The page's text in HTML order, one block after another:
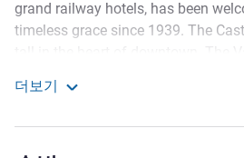
호텔설명
grand railway hotels, has been
timeless grace since 1939. The
is just a short walk away.
더보기